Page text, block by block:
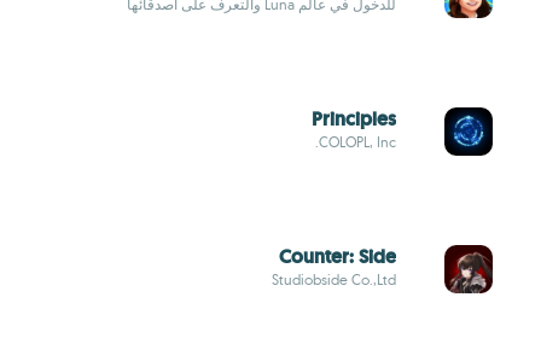
للدخول في عالم Luna والتعرف على أصدقائها
Principles
COLOPL, Inc.
Counter: Side
Studiobside Co.,Ltd